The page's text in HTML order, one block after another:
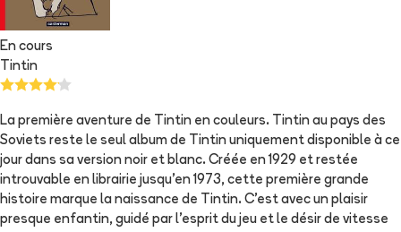
En cours
Tintin
La première aventure de Tintin en couleurs. Tintin au pays des
Soviets reste le seul album de Tintin uniquement disponible à ce
jour dans sa version noir et blanc. Créée en 1929 et restée
introuvable en librairie jusqu'en 1973, cette première grande
histoire marque la naissance de Tintin. C'est avec un plaisir
presque enfantin, guidé par l'esprit du jeu et le désir de vitesse